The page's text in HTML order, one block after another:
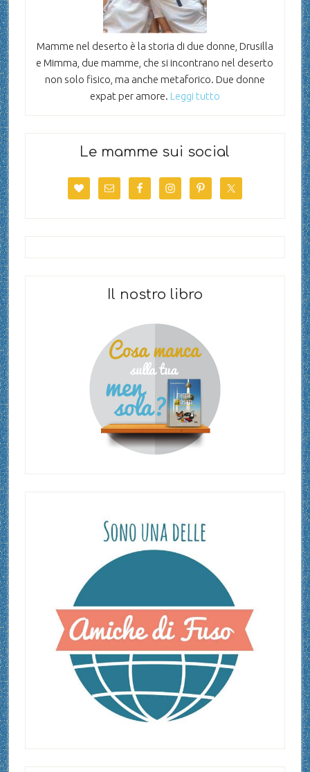
Mamme nel deserto è la storia di due donne, Drusilla
e Mimma, due mamme, che si incontrano nel deserto
non solo fisico, ma anche metaforico. Due donne
expat per amore. Leggi tutto
Le mamme sui social
Il nostro libro